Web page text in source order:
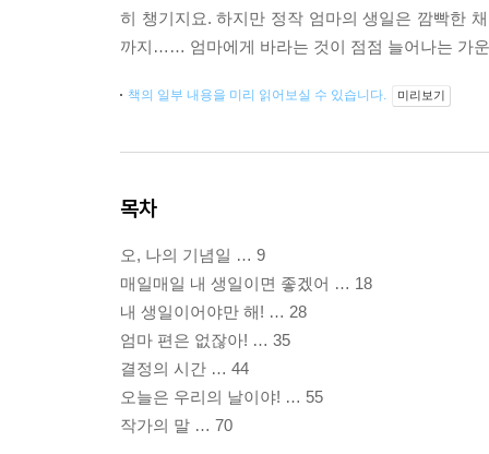
히 챙기지요. 하지만 정작 엄마의 생일은 깜빡한
까지…… 엄마에게 바라는 것이 점점 늘어나는 가
책의 일부 내용을 미리 읽어보실 수 있습니다. 미리보기
목차
오, 나의 기념일 … 9
매일매일 내 생일이면 좋겠어 … 18
내 생일이어야만 해! … 28
엄마 편은 없잖아! … 35
결정의 시간 … 44
오늘은 우리의 날이야! … 55
작가의 말 … 70